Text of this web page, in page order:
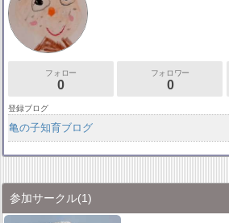
フォロー
0
フォロワー
0
登録ブログ
亀の子知育ブログ
参加サークル(1)